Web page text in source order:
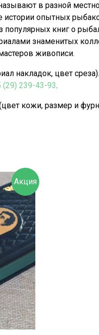
в разной
истории опытных
популярных книг о
знаменитых
живописи.
накладок, цвет
(29) 239-43-93.
кожи, размер и
Акция